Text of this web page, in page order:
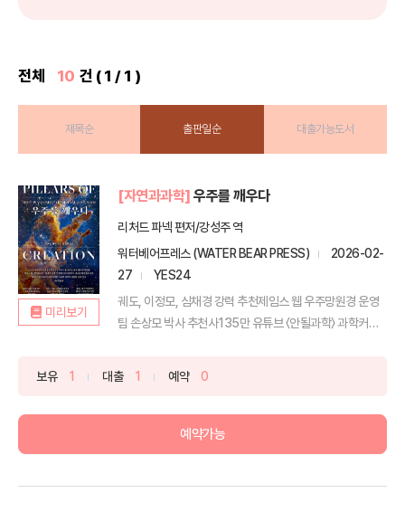
전체 10 건 ( 1 / 1 )
제목순 출판일순 대출가능도서
미리보기
[자연과과학] 우주를 깨우다
리처드 파넥 편저/강성주 역
워터베어프레스 (WATER BEAR PRESS)
2026-02-
27
YES24
궤도, 이정모, 심채경 강력 추천제임스 웹 우주망원경 운영
팀 손상모 박사 추천사135만 유튜브 〈안될과학〉 과학커뮤
보유 1 대출 1 예약 0
예약가능